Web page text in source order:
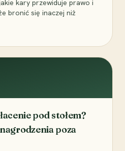
kary przewiduje prawo i
bronić się inaczej niż
pod stołem?
poza